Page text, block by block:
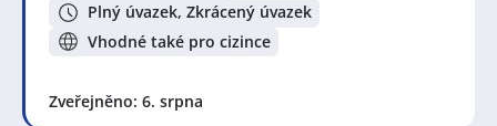
Plný úvazek, Zkrácený úvazek
Vhodné také pro cizince
Zveřejněno: 6. srpna